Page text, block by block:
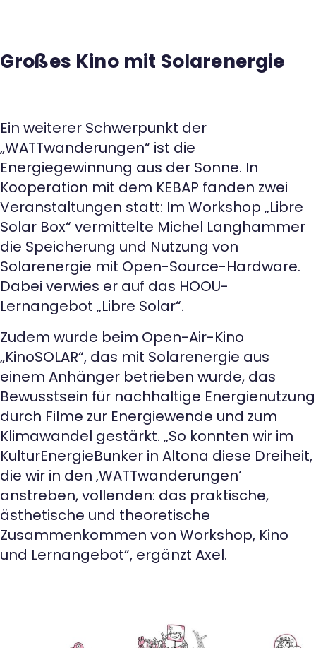
Großes Kino mit Solarenergie
Ein weiterer Schwerpunkt der
„WATTwanderungen“ ist die
Energiegewinnung aus der Sonne. In
Kooperation mit dem KEBAP fanden zwei
Veranstaltungen statt: Im Workshop „Libre
Solar Box“ vermittelte Michel Langhammer
die Speicherung und Nutzung von
Solarenergie mit Open-Source-Hardware.
Dabei verwies er auf das HOOU-
Lernangebot „Libre Solar“.
Zudem wurde beim Open-Air-Kino
„KinoSOLAR“, das mit Solarenergie aus
einem Anhänger betrieben wurde, das
Bewusstsein für nachhaltige Energienutzung
durch Filme zur Energiewende und zum
Klimawandel gestärkt. „So konnten wir im
KulturEnergieBunker in Altona diese Dreiheit,
die wir in den ‚WATTwanderungen‘
anstreben, vollenden: das praktische,
ästhetische und theoretische
Zusammenkommen von Workshop, Kino
und Lernangebot“, ergänzt Axel.